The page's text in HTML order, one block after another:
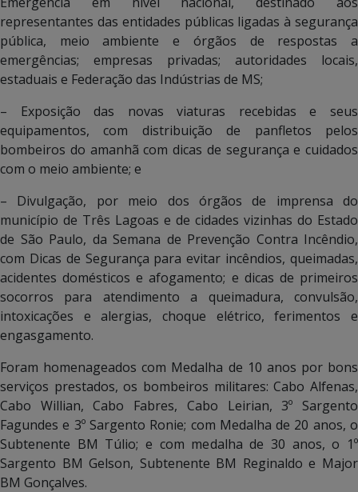
representantes das entidades públicas ligadas à segurança
pública, meio ambiente e órgãos de respostas a
emergências; empresas privadas; autoridades locais,
estaduais e Federação das Indústrias de MS;
– Exposição das novas viaturas recebidas e seus
equipamentos, com distribuição de panfletos pelos
bombeiros do amanhã com dicas de segurança e cuidados
com o meio ambiente; e
– Divulgação, por meio dos órgãos de imprensa do
município de Três Lagoas e de cidades vizinhas do Estado
de São Paulo, da Semana de Prevenção Contra Incêndio,
com Dicas de Segurança para evitar incêndios, queimadas,
acidentes domésticos e afogamento; e dicas de primeiros
socorros para atendimento a queimadura, convulsão,
intoxicações e alergias, choque elétrico, ferimentos e
engasgamento.
Foram homenageados com Medalha de 10 anos por bons
serviços prestados, os bombeiros militares: Cabo Alfenas,
Cabo Willian, Cabo Fabres, Cabo Leirian, 3º Sargento
Fagundes e 3º Sargento Ronie; com Medalha de 20 anos, o
Subtenente BM Túlio; e com medalha de 30 anos, o 1º
Sargento BM Gelson, Subtenente BM Reginaldo e Major
BM Gonçalves.